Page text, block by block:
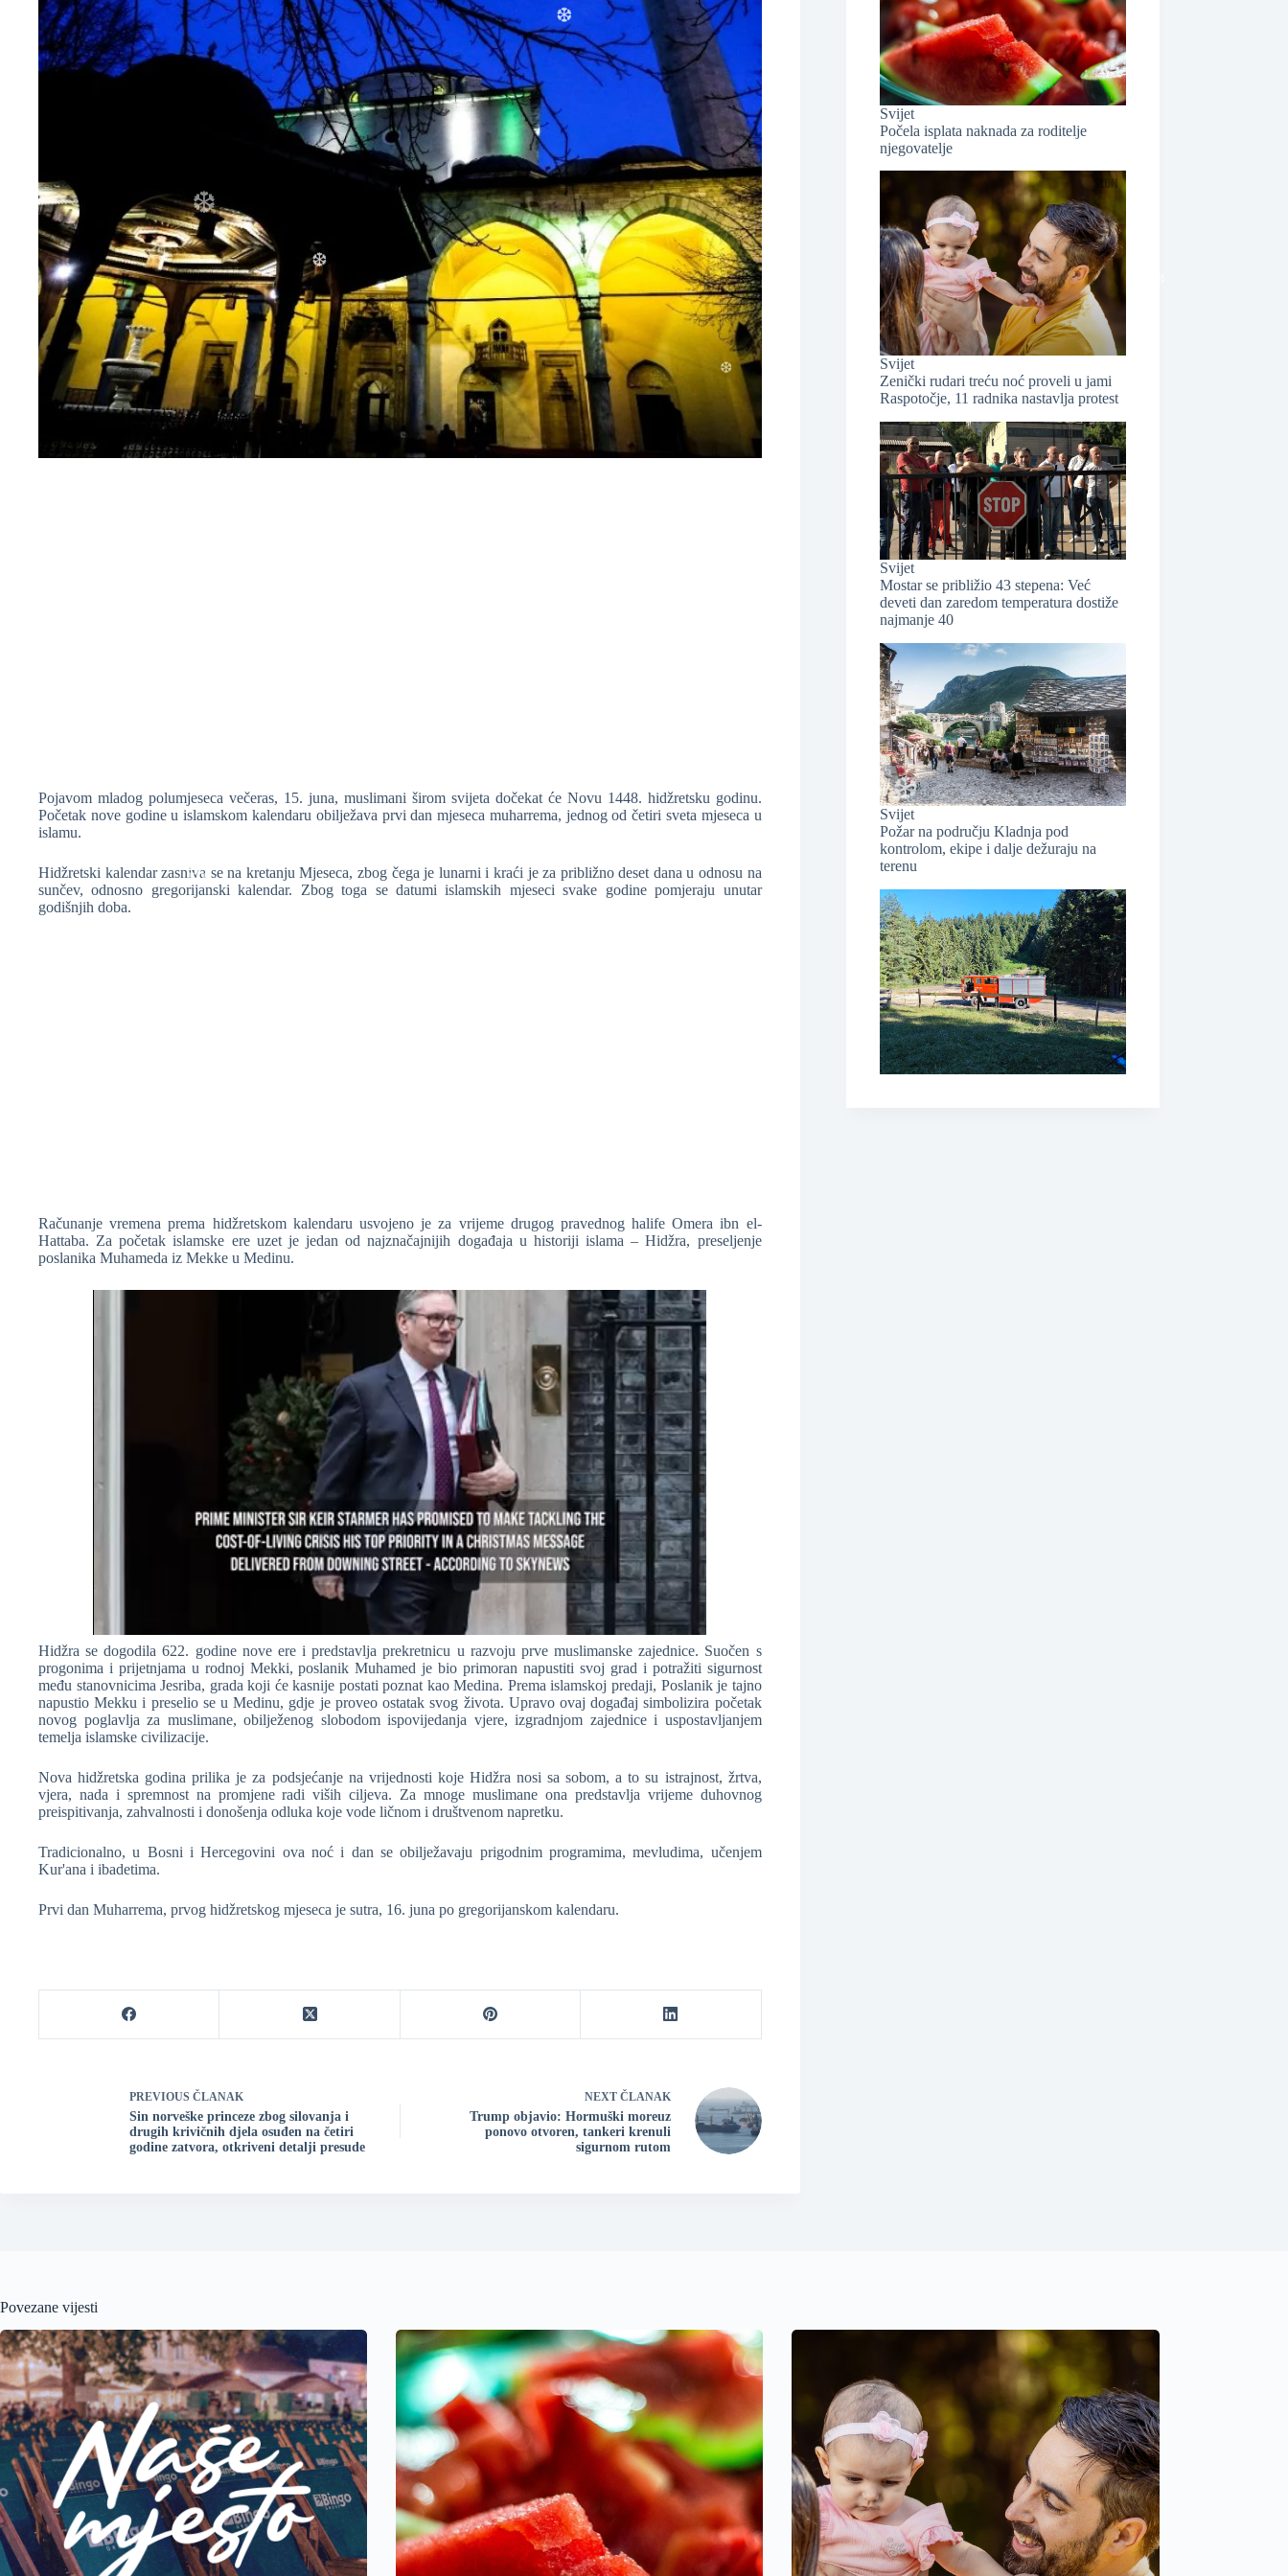
Pojavom mladog polumjeseca večeras, 15. juna, muslimani širom svijeta dočekat će Novu 1448. hidžretsku godinu.
Početak nove godine u islamskom kalendaru obilježava prvi dan mjeseca muharrema, jednog od četiri sveta mjeseca u
islamu.
Hidžretski kalendar zasniva se na kretanju Mjeseca, zbog čega je lunarni i kraći je za približno deset dana u odnosu na
sunčev, odnosno gregorijanski kalendar. Zbog toga se datumi islamskih mjeseci svake godine pomjeraju unutar
godišnjih doba.
Računanje vremena prema hidžretskom kalendaru usvojeno je za vrijeme drugog pravednog halife Omera ibn el-
Hattaba. Za početak islamske ere uzet je jedan od najznačajnijih događaja u historiji islama – Hidžra, preseljenje
poslanika Muhameda iz Mekke u Medinu.
Hidžra se dogodila 622. godine nove ere i predstavlja prekretnicu u razvoju prve muslimanske zajednice. Suočen s
progonima i prijetnjama u rodnoj Mekki, poslanik Muhamed je bio primoran napustiti svoj grad i potražiti sigurnost
među stanovnicima Jesriba, grada koji će kasnije postati poznat kao Medina. Prema islamskoj predaji, Poslanik je tajno
napustio Mekku i preselio se u Medinu, gdje je proveo ostatak svog života. Upravo ovaj događaj simbolizira početak
novog poglavlja za muslimane, obilježenog slobodom ispovijedanja vjere, izgradnjom zajednice i uspostavljanjem
temelja islamske civilizacije.
Nova hidžretska godina prilika je za podsjećanje na vrijednosti koje Hidžra nosi sa sobom, a to su istrajnost, žrtva,
vjera, nada i spremnost na promjene radi viših ciljeva. Za mnoge muslimane ona predstavlja vrijeme duhovnog
preispitivanja, zahvalnosti i donošenja odluka koje vode ličnom i društvenom napretku.
Tradicionalno, u Bosni i Hercegovini ova noć i dan se obilježavaju prigodnim programima, mevludima, učenjem
Kur'ana i ibadetima.
Prvi dan Muharrema, prvog hidžretskog mjeseca je sutra, 16. juna po gregorijanskom kalendaru.
PREVIOUS ČLANAK
Sin norveške princeze zbog silovanja i
drugih krivičnih djela osuđen na četiri
godine zatvora, otkriveni detalji presude
NEXT ČLANAK
Trump objavio: Hormuški moreuz
ponovo otvoren, tankeri krenuli
sigurnom rutom
Svijet
Počela isplata naknada za roditelje
njegovatelje
Svijet
Zenički rudari treću noć proveli u jami
Raspotočje, 11 radnika nastavlja protest
Svijet
Mostar se približio 43 stepena: Već
deveti dan zaredom temperatura dostiže
najmanje 40
Svijet
Požar na području Kladnja pod
kontrolom, ekipe i dalje dežuraju na
terenu
Povezane vijesti
❆
❆